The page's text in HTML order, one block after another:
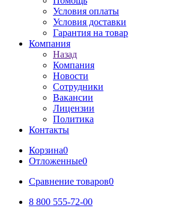
Условия оплаты
Условия доставки
Гарантия на товар
Компания
Назад
Компания
Новости
Сотрудники
Вакансии
Лицензии
Политика
Контакты
Корзина0
Отложенные0
Сравнение товаров0
8 800 555-72-00